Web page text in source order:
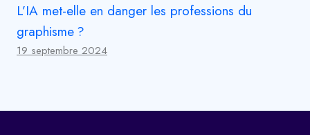
L’IA met-elle en danger les professions du
graphisme ?
19 septembre 2024